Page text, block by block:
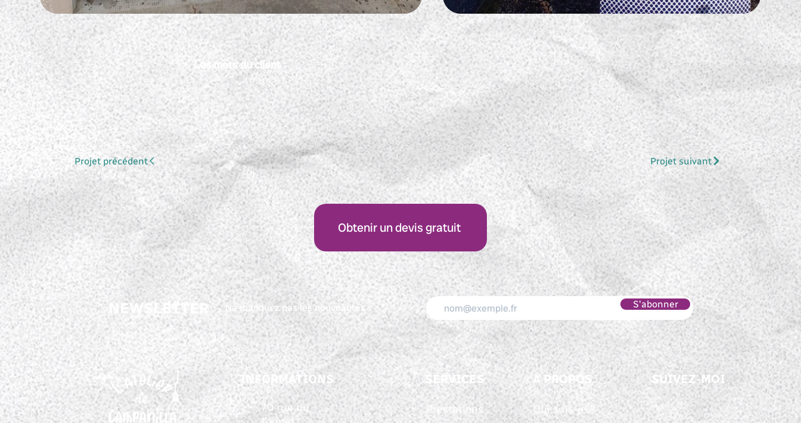
Les mots du client :
Projet précédent Projet suivant
Obtenir un devis gratuit
Prestations
Qui suis-je ?
NEWSLETTER
Ne manquez pas les nouveautés
S'abonner
SERVICES
INFORMATIONS A PROPOS SUIVEZ-MOI
70 rue du